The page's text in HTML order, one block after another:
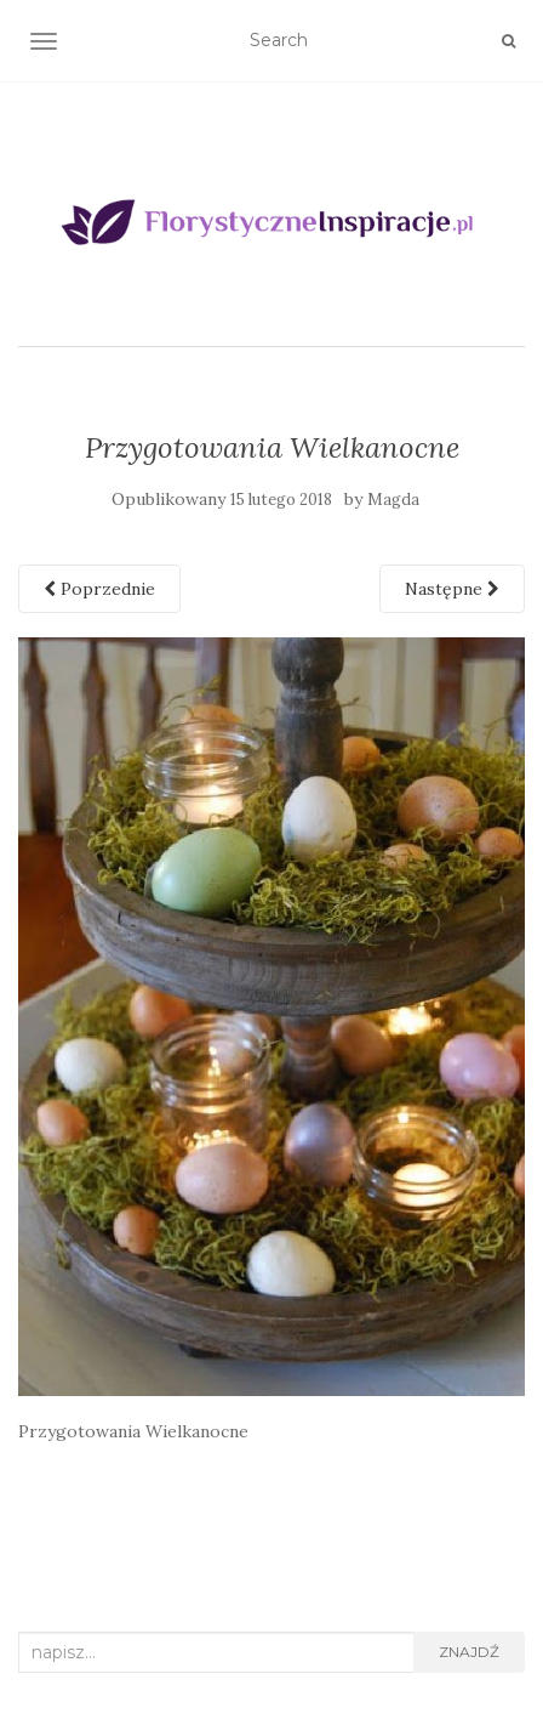
TOGGLE NAVIGATION
Przygotowania Wielkanocne
Opublikowany15 lutego 2018 by Magda
Poprzednie Następne
Przygotowania Wielkanocne
Search
ZNAJDŹ